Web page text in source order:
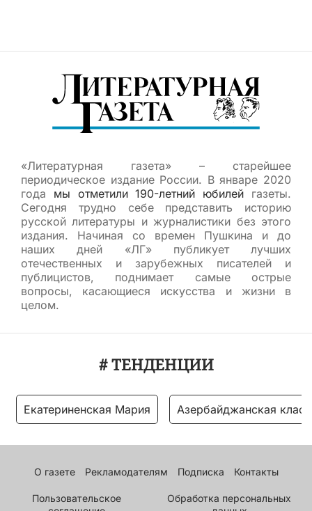
«Литературная газета» – старейшее
периодическое издание России. В январе 2020
года мы отметили 190-летний юбилей газеты.
Сегодня трудно себе представить историю
русской литературы и журналистики без этого
издания. Начиная со времен Пушкина и до
наших дней «ЛГ» публикует лучших
отечественных и зарубежных писателей и
публицистов, поднимает самые острые
вопросы, касающиеся искусства и жизни в
целом.
# ТЕНДЕНЦИИ
Екатериненская Мария Азербайджанская
О газете Рекламодателям Подписка Контакты
Пользовательское
Обработка персональных